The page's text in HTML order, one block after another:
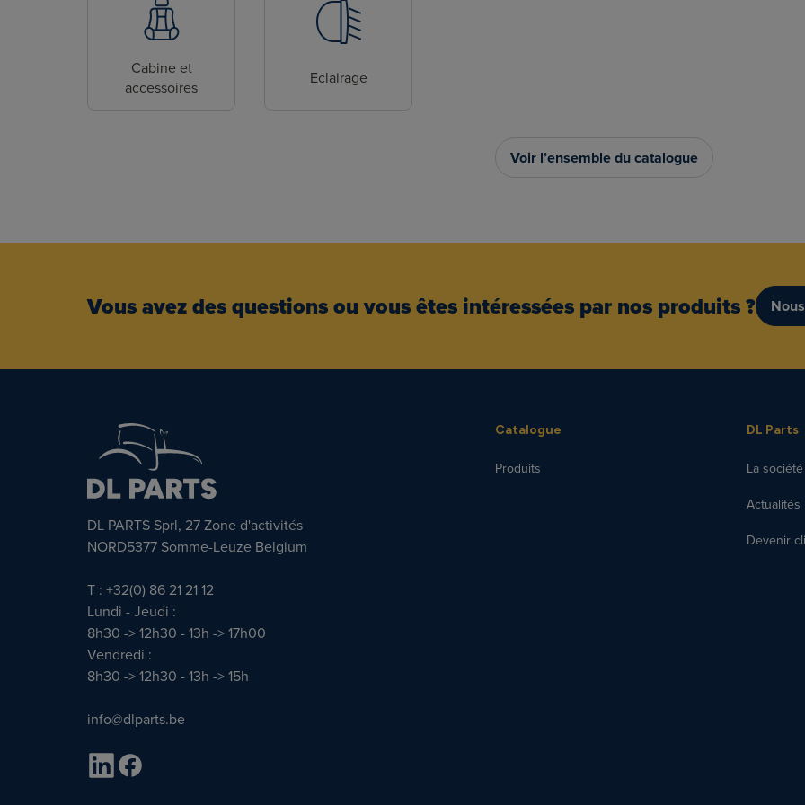
Cabine et
accessoires
Eclairage
Voir l’ensemble du catalogue
Vous avez des questions ou vous êtes intéressées par nos produits ?
DL PARTS Sprl, 27 Zone d'activités
NORD5377 Somme-Leuze Belgium
T : +32(0) 86 21 21 12
Lundi - Jeudi :
8h30 -> 12h30 - 13h -> 17h00
Vendredi :
8h30 -> 12h30 - 13h -> 15h
info@dlparts.be
Catalogue
Produits
DL Parts
La société
Actualités
Devenir